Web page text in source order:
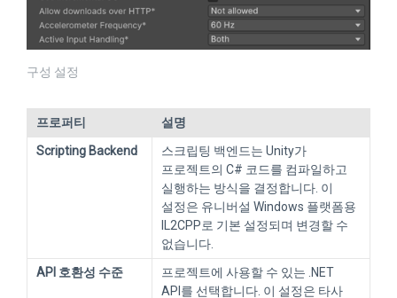
구성 설정
프로퍼티
설명
Scripting Backend
스크립팅 백엔드는 Unity가
프로젝트의 C# 코드를 컴파일하고
실행하는 방식을 결정합니다. 이
설정은 유니버설 Windows 플랫폼용
IL2CPP로 기본 설정되며 변경할 수
없습니다.
API 호환성 수준
프로젝트에 사용할 수 있는 .NET
API를 선택합니다. 이 설정은 타사